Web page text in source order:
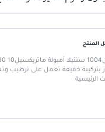
المنتج
بتركيبة خفيفة تعمل على ترطيب
الرئيسية
عميقًا للبشرة.